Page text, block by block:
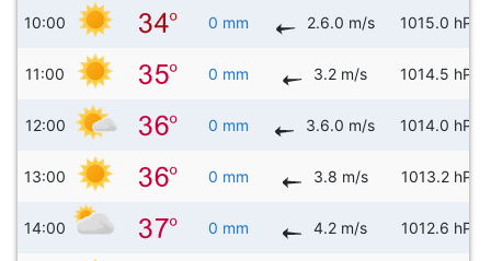
10:00 0 mm 2.6.0 m/s 1015.0 hPa
11:00 0 mm 3.2 m/s 1014.5 hPa
12:00 0 mm 3.6.0 m/s 1014.0 hPa
13:00 0 mm 3.8 m/s 1013.2 hPa
14:00 0 mm 4.2 m/s 1012.6 hPa